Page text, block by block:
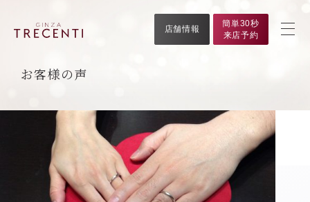
店舗情報
簡単30秒
来店予約
お客様の声